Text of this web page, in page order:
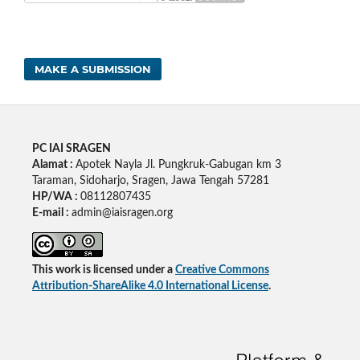
MAKE A SUBMISSION
PC IAI SRAGEN
Alamat : Apotek Nayla Jl. Pungkruk-Gabugan km 3
Taraman, Sidoharjo, Sragen, Jawa Tengah 57281
HP/WA : 08112807435
E-mail : admin@iaisragen.org
This work is licensed under a Creative Commons
Attribution-ShareAlike 4.0 International License.